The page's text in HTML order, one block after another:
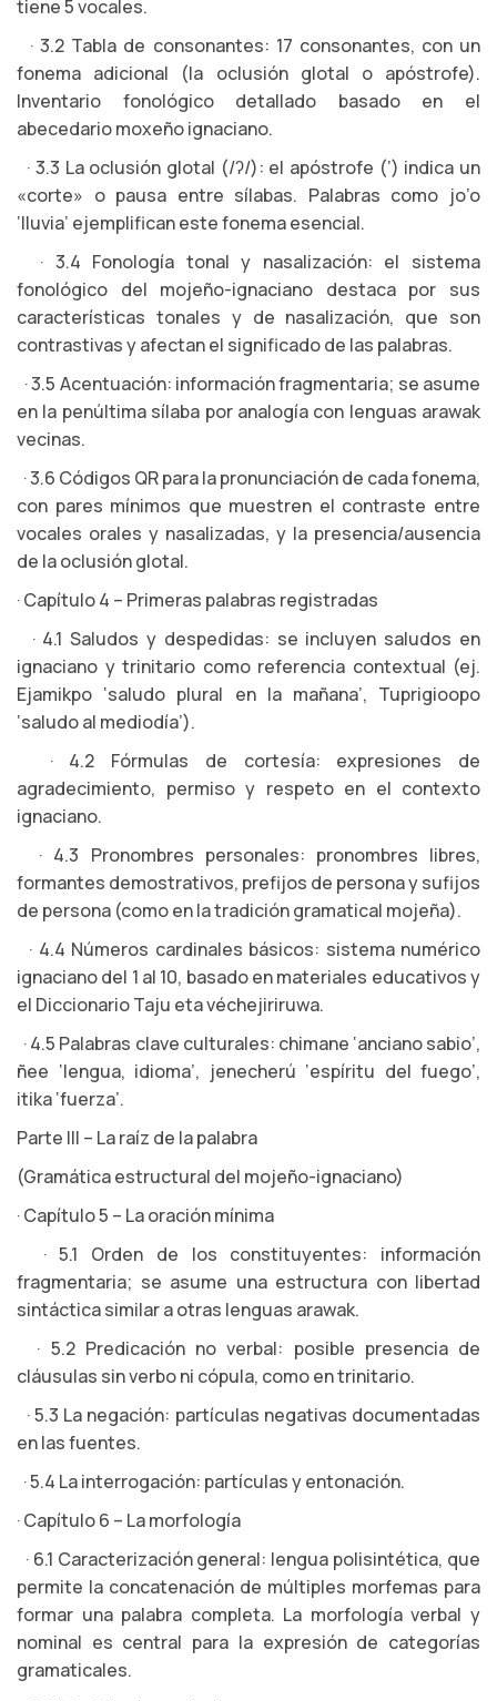
tiene 5 vocales.
· 3.2 Tabla de consonantes: 17 consonantes, con un
fonema adicional (la oclusión glotal o apóstrofe).
Inventario fonológico detallado basado en el
abecedario moxeño ignaciano.
· 3.3 La oclusión glotal (/ʔ/): el apóstrofe (’) indica un
«corte» o pausa entre sílabas. Palabras como jo’o
‘lluvia’ ejemplifican este fonema esencial.
· 3.4 Fonología tonal y nasalización: el sistema
fonológico del mojeño-ignaciano destaca por sus
características tonales y de nasalización, que son
contrastivas y afectan el significado de las palabras.
· 3.5 Acentuación: información fragmentaria; se asume
en la penúltima sílaba por analogía con lenguas arawak
vecinas.
· 3.6 Códigos QR para la pronunciación de cada fonema,
con pares mínimos que muestren el contraste entre
vocales orales y nasalizadas, y la presencia/ausencia
de la oclusión glotal.
· Capítulo 4 – Primeras palabras registradas
· 4.1 Saludos y despedidas: se incluyen saludos en
ignaciano y trinitario como referencia contextual (ej.
Ejamikpo ‘saludo plural en la mañana’, Tuprigioopo
‘saludo al mediodía’).
· 4.2 Fórmulas de cortesía: expresiones de
agradecimiento, permiso y respeto en el contexto
ignaciano.
· 4.3 Pronombres personales: pronombres libres,
formantes demostrativos, prefijos de persona y sufijos
de persona (como en la tradición gramatical mojeña).
· 4.4 Números cardinales básicos: sistema numérico
ignaciano del 1 al 10, basado en materiales educativos y
el Diccionario Taju eta véchejiriruwa.
· 4.5 Palabras clave culturales: chimane ‘anciano sabio’,
ñee ‘lengua, idioma’, jenecherú ‘espíritu del fuego’,
itika ‘fuerza’.
Parte III – La raíz de la palabra
(Gramática estructural del mojeño-ignaciano)
· Capítulo 5 – La oración mínima
· 5.1 Orden de los constituyentes: información
fragmentaria; se asume una estructura con libertad
sintáctica similar a otras lenguas arawak.
· 5.2 Predicación no verbal: posible presencia de
cláusulas sin verbo ni cópula, como en trinitario.
· 5.3 La negación: partículas negativas documentadas
en las fuentes.
· 5.4 La interrogación: partículas y entonación.
· Capítulo 6 – La morfología
· 6.1 Caracterización general: lengua polisintética, que
permite la concatenación de múltiples morfemas para
formar una palabra completa. La morfología verbal y
nominal es central para la expresión de categorías
gramaticales.